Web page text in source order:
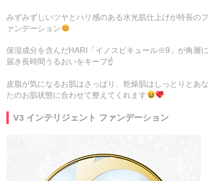
みずみずしいツヤとハリ感のある水光肌仕上げが特長のフ
ァンデーション
保湿成分を含んだHARI「イノスピキュール※9」が角層に
届き長時間うるおいをキープ☝️
皮脂が気になるお肌はさっぱり、乾燥肌はしっとりとあな
たのお肌状態に合わせて整えてくれます
V3 インテリジェント ファンデーション